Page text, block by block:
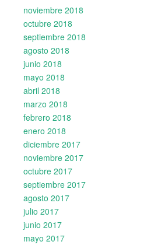
noviembre 2018
octubre 2018
septiembre 2018
agosto 2018
junio 2018
mayo 2018
abril 2018
marzo 2018
febrero 2018
enero 2018
diciembre 2017
noviembre 2017
octubre 2017
septiembre 2017
agosto 2017
julio 2017
junio 2017
mayo 2017